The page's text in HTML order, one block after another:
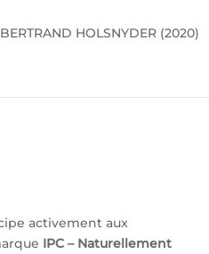
HOLSNYDER (2020)
activement aux
IPC – Naturellement